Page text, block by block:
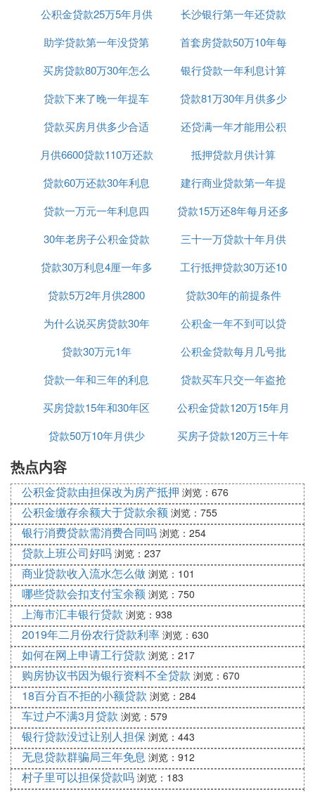
内，这主要取决于个人的薪资状况和平时的生活消费
能力。以下是一些建议，以帮助确定合适的月供金
合理比例
：通常建议，你和你爱人工资的
总和至少是月供款的2-2.5倍。这样的比例
用于日常生活开销和应急储备。
避免过高压力：尽量不要让自己背负过大
要支出。
贷款年限的选择：
较长年限 ：选择较长的贷款年限可以降低
每月的还款金额，减轻经济压力。同时，
随着未来收入的增加，你还可以考虑提前
注意工资证明：在申请贷款时，银行会要
求提供工资证明。确保你的工资证明能够
还款方式的选择：
等额本息：这种方式下，每月的还款金额
更好地规划预算和支出。
本金支付金额相同，但利息逐月递减，因
此前期的还款压力会相对较大。
综合评估：
考虑生活成本：在确定月供金额时，要充
分考虑你的日常生活开销、家庭负担、未
来规划等因素。
灵活调整：随着个人财务状况的变化，你
可以适时调整贷款还款计划，以确保月供
始终保持在可承受的范围内。
综上所述，贷款买房时的月供金额应根据你的薪资状
况、生活消费能力以及未来的财务规划来确定。通过
合理的贷款年限选择、还款方式选择以及综合评估，
你可以确保月供不会对你的生活造成过大的影响。
Ⅲ 买房贷款300万月供多少合适吗
买房贷款300万，月供多少合适需结合个人经济状况
和还款能力综合判断。
款怎么算
计算器
公积金贷款25万5年月供
长沙银行第一年还贷款
利率
助学贷款第一年没贷第
二年贷麻烦吗
首套房贷款50万10年每
月还多少钱
买房贷款80万30年怎么
计算公式
银行贷款一年利息计算
贷款下来了晚一年提车
可以吗
贷款81万30年月供多少
贷款买房月供多少合适
吗
还贷满一年才能用公积
金贷款吗
月供6600贷款110万还款
25年
抵押贷款月供计算
贷款60万还款30年利息
共计多少
建行商业贷款第一年提
前还款
贷款一万元一年利息四
百五
贷款15万还8年每月还多
少
30年老房子公积金贷款
期限
三十一万贷款十年月供
多少钱
贷款30万利息4厘一年多
少钱
工行抵押贷款30万还10
年
贷款5万2年月供2800
贷款30年的前提条件
为什么说买房贷款30年
好
公积金一年不到可以贷
款吗
贷款30万元1年
公积金贷款每月几号批
贷款一年和三年的利息
是多少钱
贷款买车只交一年盗抢
险可以吗
买房贷款15年和30年区
别
公积金贷款120万15年月
供多少钱
贷款50万10年月供少
买房子贷款120万三十年
热点内容
公积金贷款由担保改为房产抵押 浏览：676
公积金缴存余额大于贷款余额 浏览：755
银行消费贷款需消费合同吗 浏览：254
贷款上班公司好吗 浏览：237
商业贷款收入流水怎么做 浏览：101
哪些贷款会扣支付宝余额 浏览：750
上海市汇丰银行贷款 浏览：938
2019年二月份农行贷款利率 浏览：630
如何在网上申请工行贷款 浏览：217
购房协议书因为银行资料不全贷款 浏览：670
18百分百不拒的小额贷款 浏览：284
车过户不满3月贷款 浏览：579
银行贷款没过让别人担保 浏览：443
无息贷款群骗局三年免息 浏览：912
村子里可以担保贷款吗 浏览：183